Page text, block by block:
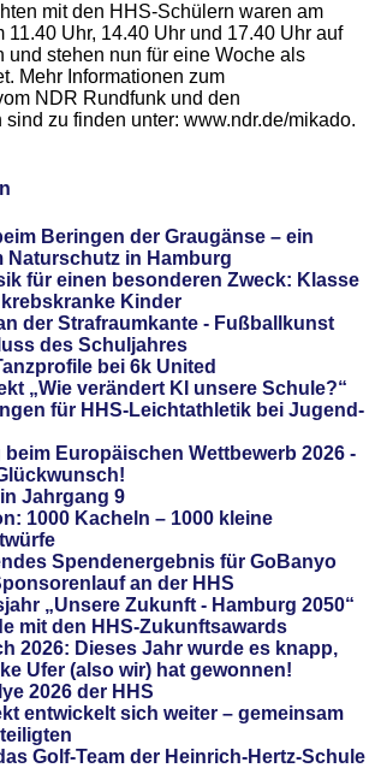
mit den HHS-Schülern waren am
11.40 Uhr, 14.40 Uhr und 17.40 Uhr auf
und stehen nun für eine Woche als
Mehr Informationen zum
NDR Rundfunk und den
zu finden unter: www.ndr.de/mikado.
Beringen der Graugänse – ein
Naturschutz in Hamburg
für einen besonderen Zweck: Klasse
Kinder
der Strafraumkante - Fußballkunst
des Schuljahres
bei 6k United
„Wie verändert KI unsere Schule?“
für HHS-Leichtathletik bei Jugend-
beim Europäischen Wettbewerb 2026 -
Jahrgang 9
1000 Kacheln – 1000 kleine
Spendenergebnis für GoBanyo
an der HHS
„Unsere Zukunft - Hamburg 2050“
mit den HHS-Zukunftsawards
2026: Dieses Jahr wurde es knapp,
Ufer (also wir) hat gewonnen!
2026 der HHS
entwickelt sich weiter – gemeinsam
Golf-Team der Heinrich-Hertz-Schule